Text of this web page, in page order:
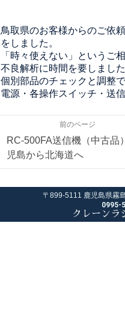
鳥取県のお客様からのご依
をしました。
「時々使えない」というご
不良解析に時間を要しまし
個別部品のチェックと調整
電源・各操作スイッチ・送
前のページ
RC-500FA送信機（中古品
児島から北海道へ
〒899-5111 鹿児島県霧
0995-
クレーン